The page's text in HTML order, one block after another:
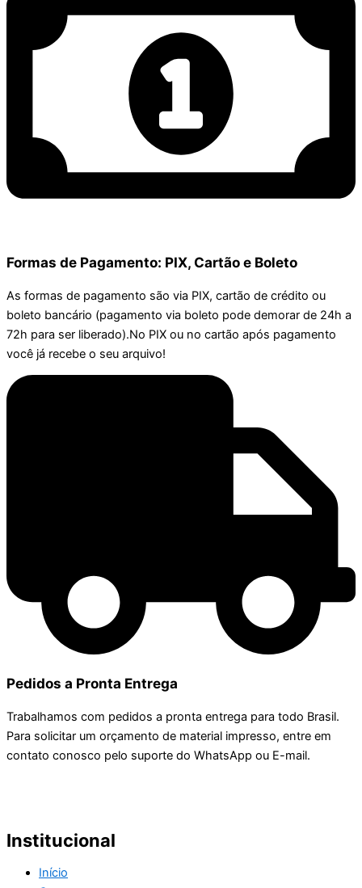
Formas de Pagamento: PIX, Cartão e Boleto
As formas de pagamento são via PIX, cartão de crédito ou
boleto bancário (pagamento via boleto pode demorar de 24h a
72h para ser liberado).No PIX ou no cartão após pagamento
você já recebe o seu arquivo!
Pedidos a Pronta Entrega
Trabalhamos com pedidos a pronta entrega para todo Brasil.
Para solicitar um orçamento de material impresso, entre em
contato conosco pelo suporte do WhatsApp ou E-mail.
Institucional
Início